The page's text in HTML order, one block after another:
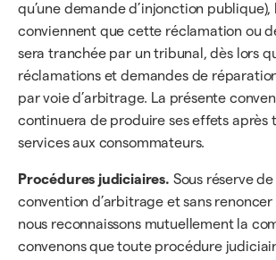
qu’une demande d’injonction publique),
conviennent que cette réclamation ou
sera tranchée par un tribunal, dès lors
réclamations et demandes de
par voie d’arbitrage. La présente
continuera de produire ses effets après
services aux consommateurs.
Procédures judiciaires. Sous réserve
convention d’arbitrage et sans
nous reconnaissons mutuellement la
convenons que toute procédure